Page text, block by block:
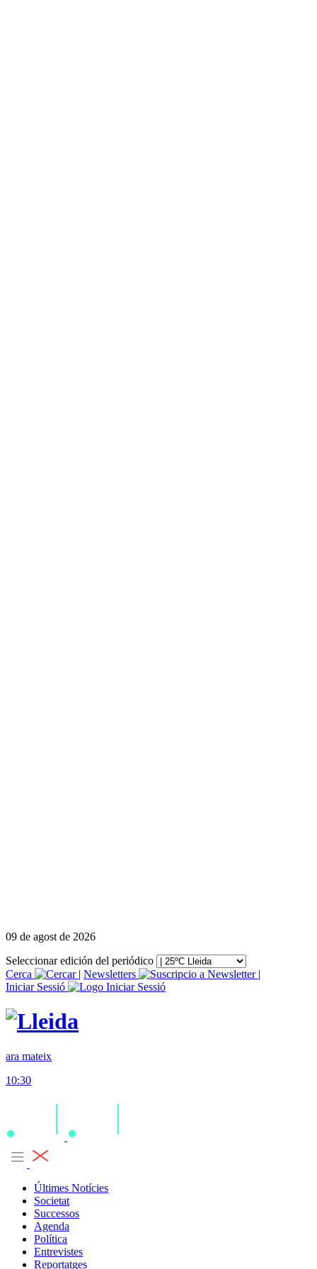
09 de agost de 2026
Seleccionar edición del periódico
Cerca
| Newsletters
|
Iniciar Sessió
ara mateix
10:30
Últimes Notícies
Societat
Successos
Agenda
Política
Entrevistes
Reportatges